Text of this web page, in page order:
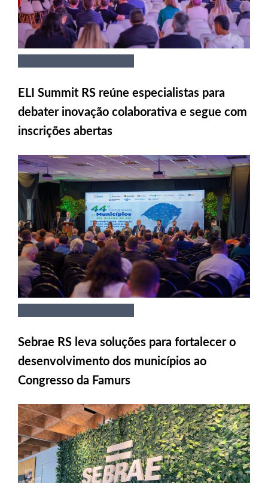
ELI Summit RS reúne especialistas para
debater inovação colaborativa e segue com
inscrições abertas
Sebrae RS leva soluções para fortalecer o
desenvolvimento dos municípios ao
Congresso da Famurs